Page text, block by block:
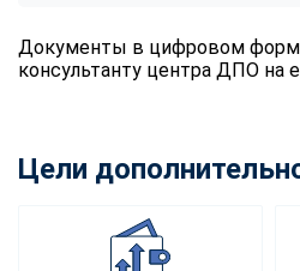
Документы в цифровом
консультанту центра ДПО на
Цели